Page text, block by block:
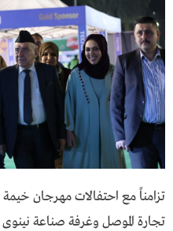
تزامناً مع احتفالات مهرجان
تجارة الموصل وغرفة صناعة